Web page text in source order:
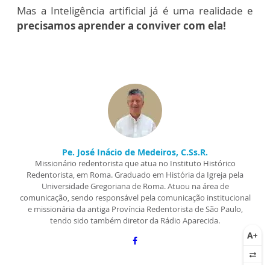
Mas a Inteligência artificial já é uma realidade e
precisamos aprender a conviver com ela!
Pe. José Inácio de Medeiros, C.Ss.R.
Missionário redentorista que atua no Instituto Histórico
Redentorista, em Roma. Graduado em História da Igreja pela
Universidade Gregoriana de Roma. Atuou na área de
comunicação, sendo responsável pela comunicação institucional
e missionária da antiga Província Redentorista de São Paulo,
tendo sido também diretor da Rádio Aparecida.